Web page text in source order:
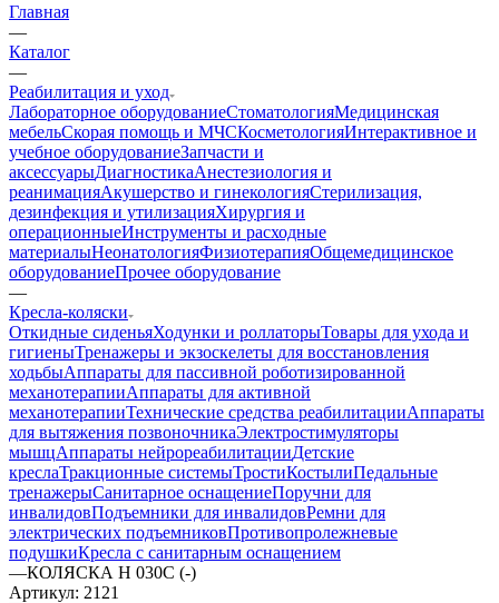
Главная
—
Каталог
—
Реабилитация и уход
Лабораторное оборудованиеСтоматологияМедицинская
мебельСкорая помощь и МЧСКосметологияИнтерактивное и
учебное оборудованиеЗапчасти и
аксессуарыДиагностикаАнестезиология и
реанимацияАкушерство и гинекологияСтерилизация,
дезинфекция и утилизацияХирургия и
операционныеИнструменты и расходные
материалыНеонатологияФизиотерапияОбщемедицинское
оборудованиеПрочее оборудование
—
Кресла-коляски
Откидные сиденьяХодунки и роллаторыТовары для ухода и
гигиеныТренажеры и экзоскелеты для восстановления
ходьбыАппараты для пассивной роботизированной
механотерапииАппараты для активной
механотерапииТехнические средства реабилитацииАппараты
для вытяжения позвоночникаЭлектростимуляторы
мышцАппараты нейрореабилитацииДетские
креслаТракционные системыТростиКостылиПедальные
тренажерыСанитарное оснащениеПоручни для
инвалидовПодъемники для инвалидовРемни для
электрических подъемниковПротивопролежневые
подушкиКресла с санитарным оснащением
—КОЛЯСКА H 030C (-)
Артикул: 2121